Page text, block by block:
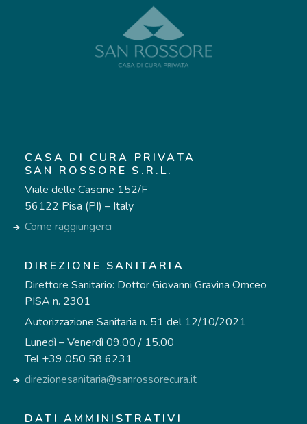
CASA DI CURA PRIVATA
SAN ROSSORE S.R.L.
Viale delle Cascine 152/F
56122 Pisa (PI) – Italy
Come raggiungerci
DIREZIONE SANITARIA
Direttore Sanitario: Dottor Giovanni Gravina Omceo
PISA n. 2301
Autorizzazione Sanitaria n. 51 del 12/10/2021
Lunedì – Venerdì 09.00 / 15.00
Tel +39 050 58 6231
direzionesanitaria@sanrossorecura.it
DATI AMMINISTRATIVI